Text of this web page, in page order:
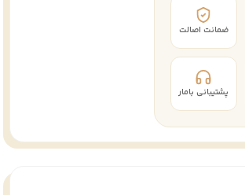
ضمانت اصالت
پشتیبانی بامار